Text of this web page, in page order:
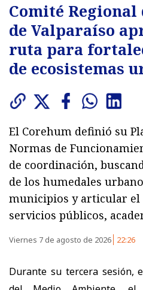
Comité Regional
de Valparaíso
ruta para
de ecosistemas
El Corehum definió su
Normas de
de coordinación,
de los humedales
municipios y articular el
servicios públicos,
Viernes 7 de agosto de 2026 22:26
Durante su tercera sesión,